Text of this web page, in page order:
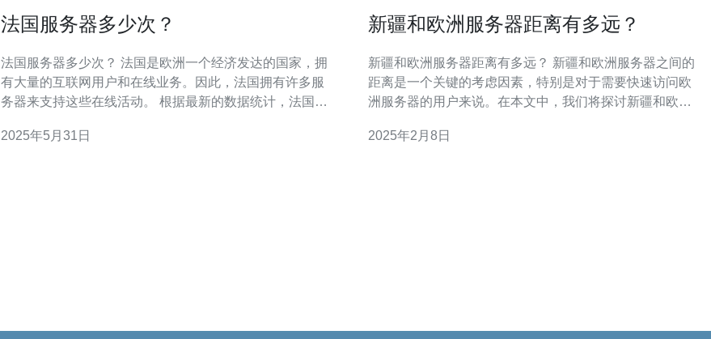
法国服务器多少次？
法国服务器多少次？ 法国是欧洲一个经济发达的国家，拥
有大量的互联网用户和在线业务。因此，法国拥有许多服
务器来支持这些在线活动。 根据最新的数据统计，法国目
云计算服务提供商中。这些服务器不仅用于托管网站和应
2025年5月31日
新疆和欧洲服务器距离有多远？
新疆和欧洲服务器距离有多远？ 新疆和欧洲服务器之间的
距离是一个关键的考虑因素，特别是对于需要快速访问欧
洲服务器的用户来说。在本文中，我们将探讨新疆和欧洲
的影响。 新疆是中国的一个自治区，位于中国的西北部。
2025年2月8日